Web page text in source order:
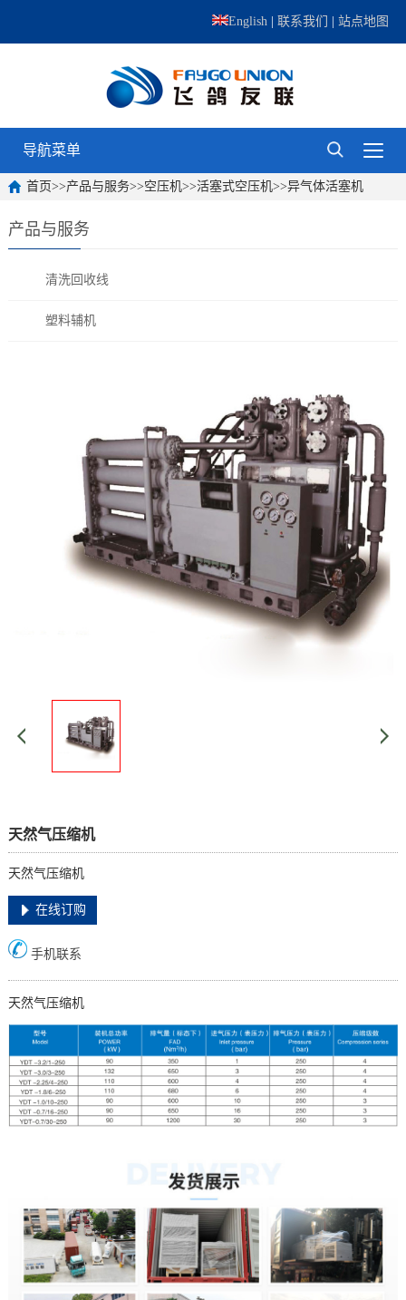
English |联系我们 |站点地图
导航菜单
首页>>产品与服务>>空压机>>活塞式空压机>>异气体活塞机
产品与服务
清洗回收线
塑料辅机
天然气压缩机
天然气压缩机
在线订购
手机联系
天然气压缩机